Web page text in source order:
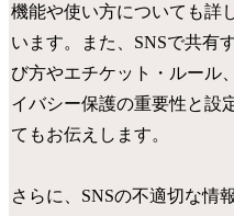
機能や使い方についても詳
います。また、SNSで共有
び方やエチケット・ルール
イバシー保護の重要性と設
てもお伝えします。
さらに、SNSの不適切な情